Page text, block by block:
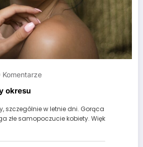
Komentarze
okresu
szczególnie w letnie dni. Gorąca
złe samopoczucie kobiety. Więk